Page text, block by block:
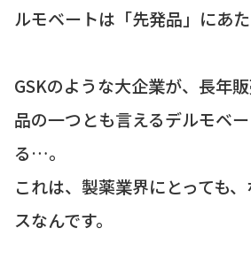
ルモベートは「先発品」にあた
GSKのような大企業が、長年
品の一つとも言えるデルモベ
る…。
これは、製薬業界にとっても
スなんです。